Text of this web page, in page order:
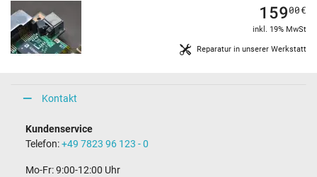
Reparatur in unserer Werkstatt
15900€
inkl. 19% MwSt
Kontakt
Kundenservice
Telefon:+49 7823 96 123 - 0
Mo-Fr: 9:00-12:00 Uhr